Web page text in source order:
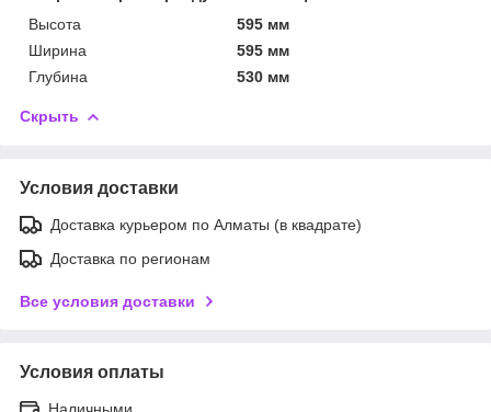
Высота
595 мм
Ширина
595 мм
Глубина
530 мм
Скрыть
Условия доставки
Доставка курьером по Алматы (в квадрате)
Доставка по регионам
Все условия доставки
Условия оплаты
Наличными